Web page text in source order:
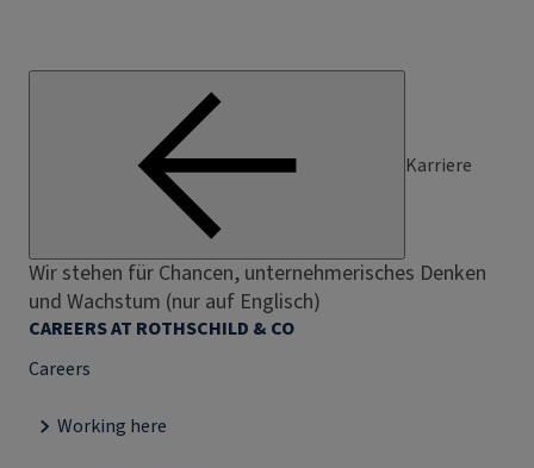
Karriere
Wir stehen für Chancen, unternehmerisches Denken
und Wachstum (nur auf Englisch)
CAREERS AT ROTHSCHILD & CO
Careers
Working here